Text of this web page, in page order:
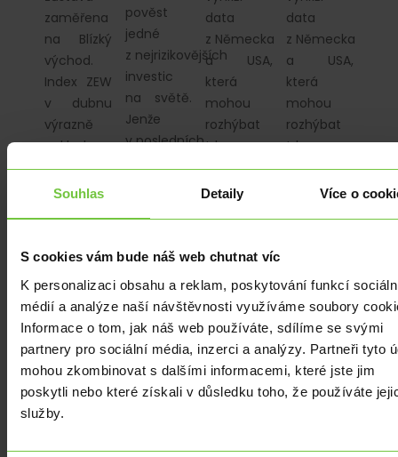
Souhlas Detaily Více o
S cookies vám bude náš web chutnat víc
K personalizaci obsahu a reklam, poskytování funkcí
médií a analýze naší návštěvnosti využíváme soubory
Informace o tom, jak náš web používáte, sdílíme se svými
partnery pro sociální média, inzerci a analýzy. Partneři tyto
mohou zkombinovat s dalšími informacemi, které jste jim
poskytli nebo které získali v důsledku toho, že používáte
služby.
zaměřena
na Blízký
východ.
Index ZEW
v dubnu
výrazně
poklesl.
Dnešek
bez
pověst
jedné
z nejrizikovějších
investic
na světě.
Jenže
v posledních
než
data
z Německa
a USA,
která
mohou
rozhýbat
trh.
Klíčový
bude
data
z Německa
a USA,
která
mohou
rozhýbat
trh.
Klíčový
ANALÝZY|
Povinné
účty e
ANALÝZY|
EKONOMIKA |
ANALÝZY|
Ethereum
ANALÝZY|
Optimismus